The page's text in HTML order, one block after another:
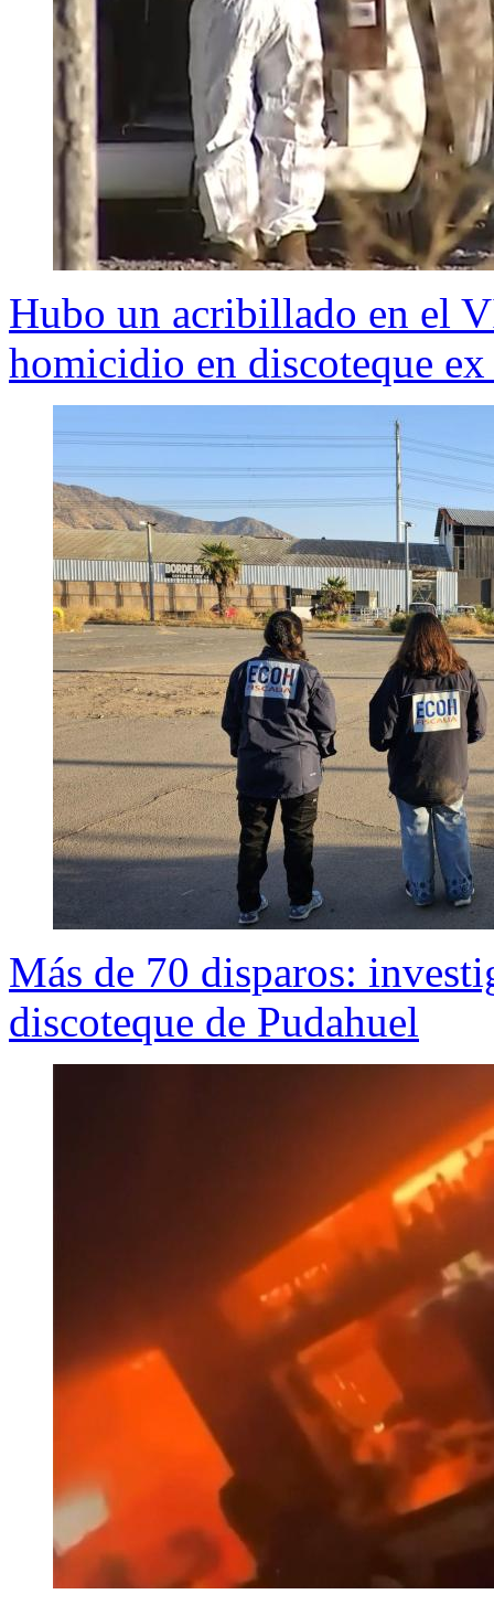
Hubo un acribillado en el
homicidio en discoteque
Más de 70 disparos:
discoteque de Pudahuel